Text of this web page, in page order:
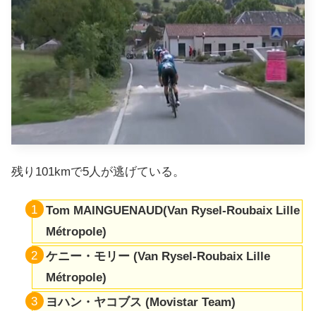
残り101kmで5人が逃げている。
Tom MAINGUENAUD(Van Rysel-Roubaix Lille
Métropole)
ケニー・モリー (Van Rysel-Roubaix Lille
Métropole)
ヨハン・ヤコブス (Movistar Team)